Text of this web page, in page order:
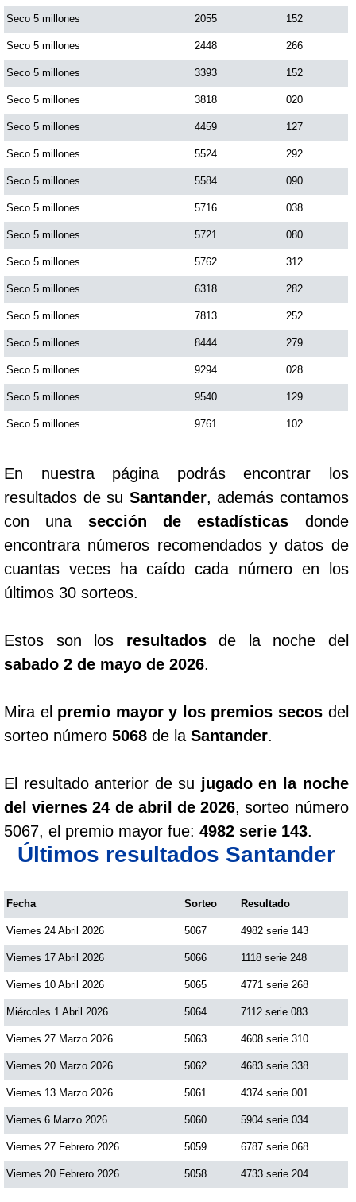
Seco 5 millones 2055 152
Seco 5 millones 2448 266
Seco 5 millones 3393 152
Seco 5 millones 3818 020
Seco 5 millones 4459 127
Seco 5 millones 5524 292
Seco 5 millones 5584 090
Seco 5 millones 5716 038
Seco 5 millones 5721 080
Seco 5 millones 5762 312
Seco 5 millones 6318 282
Seco 5 millones 7813 252
Seco 5 millones 8444 279
Seco 5 millones 9294 028
Seco 5 millones 9540 129
Seco 5 millones 9761 102
En nuestra página podrás encontrar los
resultados de su Santander, además contamos
con una sección de estadísticas donde
encontrara números recomendados y datos de
cuantas veces ha caído cada número en los
últimos 30 sorteos.
Estos son los resultadosde la noche del
sabado 2 de mayo de 2026.
Mira el premio mayor y los premios secosdel
sorteo número 5068 de la Santander.
El resultado anterior de su jugado en la noche
del viernes 24 de abril de 2026, sorteo número
5067, el premio mayor fue: 4982 serie 143.
Últimos resultados Santander
Fecha Sorteo Resultado
Viernes 24 Abril 2026 5067 4982 serie 143
Viernes 17 Abril 2026 5066 1118 serie 248
Viernes 10 Abril 2026 5065 4771 serie 268
Miércoles 1 Abril 2026 5064 7112 serie 083
Viernes 27 Marzo 2026 5063 4608 serie 310
Viernes 20 Marzo 2026 5062 4683 serie 338
Viernes 13 Marzo 2026 5061 4374 serie 001
Viernes 6 Marzo 2026 5060 5904 serie 034
Viernes 27 Febrero 2026 5059 6787 serie 068
Viernes 20 Febrero 2026 5058 4733 serie 204